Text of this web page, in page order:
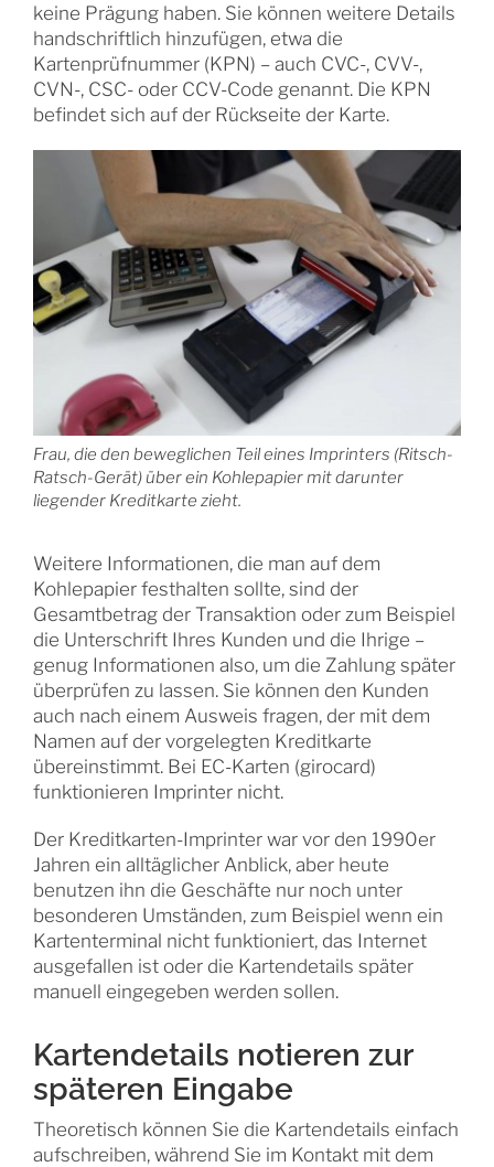
keine Prägung haben. Sie können weitere Details
handschriftlich hinzufügen, etwa die
Kartenprüfnummer (KPN) – auch CVC-, CVV-,
CVN-, CSC- oder CCV-Code genannt. Die KPN
befindet sich auf der Rückseite der Karte.
Frau, die den beweglichen Teil eines Imprinters (Ritsch-
Ratsch-Gerät) über ein Kohlepapier mit darunter
liegender Kreditkarte zieht.
Weitere Informationen, die man auf dem
Kohlepapier festhalten sollte, sind der
Gesamtbetrag der Transaktion oder zum Beispiel
die Unterschrift Ihres Kunden und die Ihrige –
genug Informationen also, um die Zahlung später
überprüfen zu lassen. Sie können den Kunden
auch nach einem Ausweis fragen, der mit dem
Namen auf der vorgelegten Kreditkarte
übereinstimmt. Bei EC-Karten (girocard)
funktionieren Imprinter nicht.
Der Kreditkarten-Imprinter war vor den 1990er
Jahren ein alltäglicher Anblick, aber heute
benutzen ihn die Geschäfte nur noch unter
besonderen Umständen, zum Beispiel wenn ein
Kartenterminal nicht funktioniert, das Internet
ausgefallen ist oder die Kartendetails später
manuell eingegeben werden sollen.
Kartendetails notieren zur
späteren Eingabe
Theoretisch können Sie die Kartendetails einfach
aufschreiben, während Sie im Kontakt mit dem